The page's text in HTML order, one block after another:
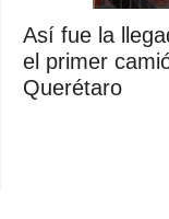
Así fue la
el primer
Querétaro